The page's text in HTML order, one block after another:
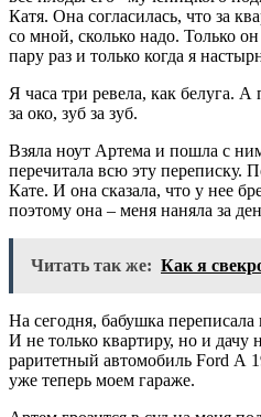
Катя. Она согласилась, что за
со мной, сколько надо. Только
пару раз и только когда я
Я часа три ревела, как белуга.
за око, зуб за зуб.
Взяла ноут Артема и пошла с
перечитала всю эту переписку.
Кате. И она сказала, что у нее
поэтому она – меня наняла за
Читать так же: Как я
На сегодня, бабушка
И не только квартиру, но и дачу
раритетный автомобиль Ford А
уже теперь моем гараже.